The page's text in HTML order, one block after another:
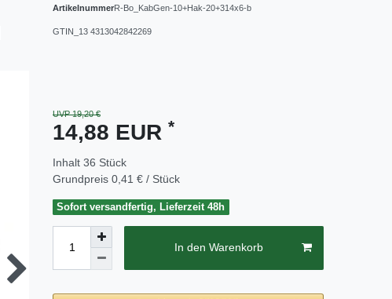
ArtikelnummerR-Bo_KabGen-10+Hak-20+314x6-b
GTIN_13 4313042842269
UVP 19,20 €
14,88 EUR *
Inhalt 36 Stück
Grundpreis 0,41 € / Stück
Sofort versandfertig, Lieferzeit 48h
In den Warenkorb